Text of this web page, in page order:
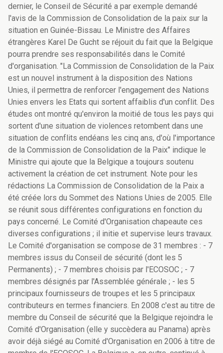
dernier, le Conseil de Sécurité a par exemple demandé
l'avis de la Commission de Consolidation de la paix sur la
situation en Guinée-Bissau. Le Ministre des Affaires
étrangères Karel De Gucht se réjouit du fait que la Belgique
pourra prendre ses responsabilités dans le Comité
d'organisation. "La Commission de Consolidation de la Paix
est un nouvel instrument à la disposition des Nations
Unies, il permettra de renforcer l'engagement des Nations
Unies envers les Etats qui sortent affaiblis d'un conflit. Des
études ont montré qu'environ la moitié de tous les pays qui
sortent d'une situation de violences retombent dans une
situation de conflits endéans les cinq ans, d'où l'importance
de la Commission de Consolidation de la Paix" indique le
Ministre qui ajoute que la Belgique a toujours soutenu
activement la création de cet instrument. Note pour les
rédactions La Commission de Consolidation de la Paix a
été créée lors du Sommet des Nations Unies de 2005. Elle
se réunit sous différentes configurations en fonction du
pays concerné. Le Comité d'Organisation chapeaute ces
diverses configurations ; il initie et supervise leurs travaux.
Le Comité d'organisation se compose de 31 membres : - 7
membres issus du Conseil de sécurité (dont les 5
Permanents) ; - 7 membres choisis par l'ECOSOC ; - 7
membres désignés par l'Assemblée générale ; - les 5
principaux fournisseurs de troupes et les 5 principaux
contributeurs en termes financiers. En 2008 c'est au titre de
membre du Conseil de sécurité que la Belgique rejoindra le
Comité d'Organisation (elle y succèdera au Panama) après
avoir déjà siégé au Comité d'Organisation en 2006 à titre de